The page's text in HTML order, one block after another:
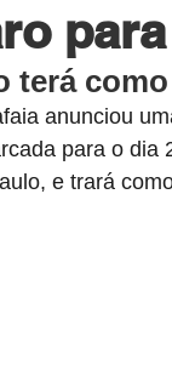
terá
anunciou
para o dia
e trará